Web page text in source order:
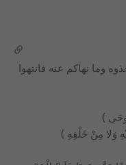
وما نهاكم عنه فانتهوا
)
وَلا مِنْ خَلْفِهِ )